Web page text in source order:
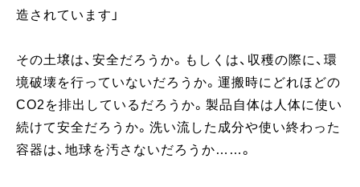
造されています」
その土壌は、安全だろうか。もしくは、収穫の際に、環
境破壊を行っていないだろうか。運搬時にどれほどの
CO2を排出しているだろうか。製品自体は人体に使い
続けて安全だろうか。洗い流した成分や使い終わった
容器は、地球を汚さないだろうか……。